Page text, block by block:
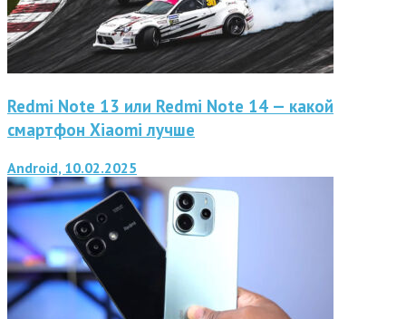
Redmi Note 13 или Redmi Note 14 — какой
смартфон Xiaomi лучше
Android, 10.02.2025